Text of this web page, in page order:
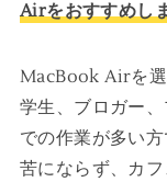
Airをおすすめし
MacBook Airを選
学生、ブロガー
での作業が多い
苦にならず、カ